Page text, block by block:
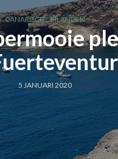
CANARISCHE EILANDEN
5 JANUARI 2020